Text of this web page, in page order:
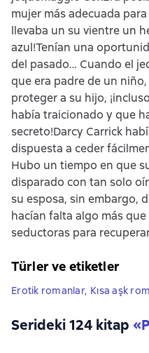
mujer más adecuada
llevaba un su vientre un
azul!Tenían una
del pasado… Cuando el
que era padre de un
proteger a su hijo,
había traicionado y que
secreto!Darcy Carrick
dispuesta a ceder
Hubo un tiempo en que
disparado con tan solo
su esposa, sin embargo,
hacían falta algo más
seductoras para
Türler ve etiketler
Erotik romanlar, Kısa aşk
Serideki 124 kitap «